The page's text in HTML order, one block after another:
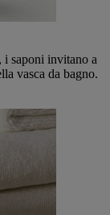
i saponi invitano a
vasca da bagno.